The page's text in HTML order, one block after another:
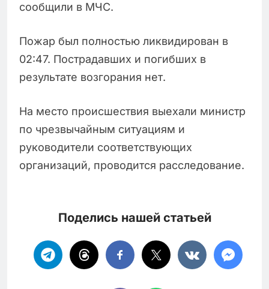
сообщили в МЧС.
Пожар был полностью ликвидирован в
02:47. Пострадавших и погибших в
результате возгорания нет.
На место происшествия выехали министр
по чрезвычайным ситуациям и
руководители соответствующих
организаций, проводится расследование.
Поделись нашей статьей